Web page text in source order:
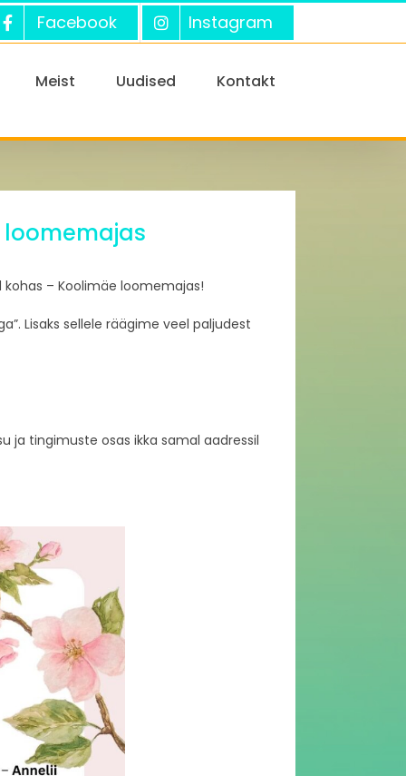
Facebook Instagram
Meist Uudised Kontakt
loomemajas
kohas – Koolimäe loomemajas!
Lisaks sellele räägime veel paljudest
ja tingimuste osas ikka samal aadressil